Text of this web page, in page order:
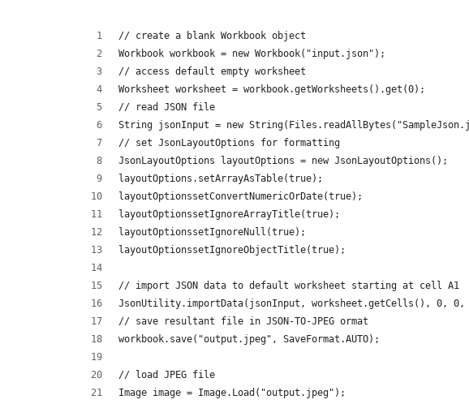
// create a blank Workbook object
Workbook workbook = new Workbook("input.json");
// access default empty worksheet
Worksheet worksheet = workbook.getWorksheets().get(0);
// read JSON file
String jsonInput = new
// set JsonLayoutOptions for formatting
JsonLayoutOptions layoutOptions = new JsonLayoutOptions();
layoutOptions.setArrayAsTable(true);
layoutOptionssetConvertNumericOrDate(true);
layoutOptionssetIgnoreArrayTitle(true);
layoutOptionssetIgnoreNull(true);
layoutOptionssetIgnoreObjectTitle(true);
// import JSON data to default worksheet starting at cell A1
JsonUtility.importData(jsonInput, worksheet.getCells(), 0, 0,
// save resultant file in JSON-TO-JPEG ormat
workbook.save("output.jpeg", SaveFormat.AUTO);
// load JPEG file
Image image = Image.Load("output.jpeg");